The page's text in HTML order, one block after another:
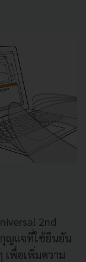
2nd
กุญแจที่ใช้ยืนยัน
เพื่อเพิ่มความ